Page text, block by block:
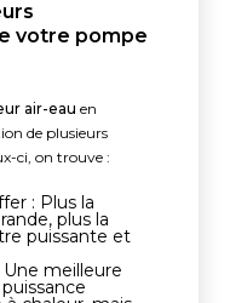
votre pompe
air-eau en
de plusieurs
ci, on trouve :
: Plus la
plus la
puissante et
meilleure